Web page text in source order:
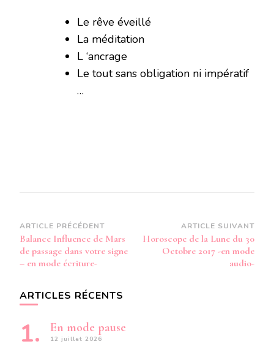
Le rêve éveillé
La méditation
L ‘ancrage
Le tout sans obligation ni impératif
…
Navigation
d’article
ARTICLE PRÉCÉDENT
Balance Influence de Mars
de passage dans votre signe
– en mode écriture-
ARTICLE SUIVANT
Horoscope de la Lune du 30
Octobre 2017 -en mode
audio-
ARTICLES RÉCENTS
En mode pause
12 juillet 2026